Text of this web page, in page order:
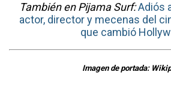
También en Pijama Surf:Adiós
actor, director y mecenas del
que cambió
Imagen de portada: